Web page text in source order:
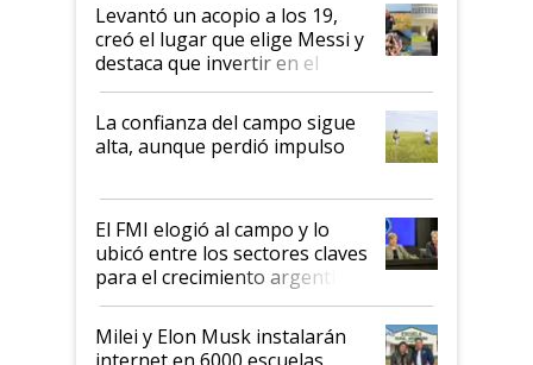
Levantó un acopio a los 19,
creó el lugar que elige Messi y
destaca que invertir en el
kirchnerismo era como "darle
plata a un hijo para droga":
Juan Félix Rossetti, el libertario
que de una dura crisis salió
de Milei
La confianza del campo sigue
alta, aunque perdió impulso
El FMI elogió al campo y lo
ubicó entre los sectores claves
para el crecimiento argentino
Milei y Elon Musk instalarán